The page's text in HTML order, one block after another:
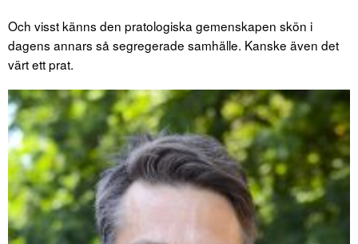
Och visst känns den pratologiska gemenskapen skön i
dagens annars så segregerade samhälle. Kanske även det
värt ett prat.